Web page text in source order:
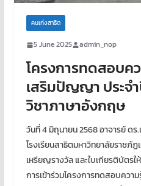
คนเก่งสาธิต
5 June 2025 admin_nop
โครงการทดสอบค
เสริมปัญญา ประจ
วิชาภาษาอังกฤษ
วันที่ 4 มิถุนายน 2568 อาจารย์ ดร
โรงเรียนสาธิตมหาวิทยาลัยราชภั
เหรียญรางวัล และใบเกียรติบัตร
การเข้าร่วมโครงการทดสอบคว